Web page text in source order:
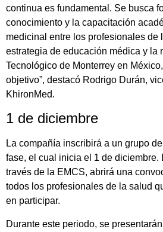
continua es fundamental. Se busca
conocimiento y la capacitación
medicinal entre los profesionales de
estrategia de educación médica y la
Tecnológico de Monterrey en
objetivo”, destacó Rodrigo Durán,
KhironMed.
1 de diciembre
La compañía inscribirá a un grupo
fase, el cual inicia el 1 de diciembre.
través de la EMCS, abrirá una
todos los profesionales de la salud
en participar.
Durante este periodo, se